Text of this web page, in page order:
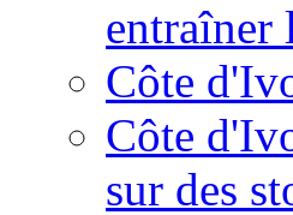
entraîner
Côte
Côte
sur des